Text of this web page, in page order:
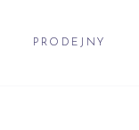
PRODEJNY